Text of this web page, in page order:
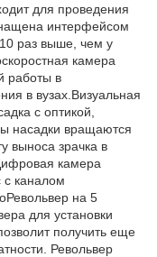
для проведения
интерфейсом
раз выше, чем у
камера
работы в
в вузах.Визуальная
с оптикой,
насадки вращаются
выноса зрачка в
камера
с каналом
на 5
для установки
получить еще
Револьвер